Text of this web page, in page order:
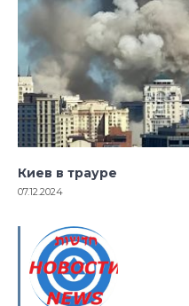
Киев в трауре
07.12.2024